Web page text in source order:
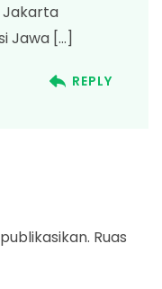
Jakarta
Jawa […]
REPLY
Ruas